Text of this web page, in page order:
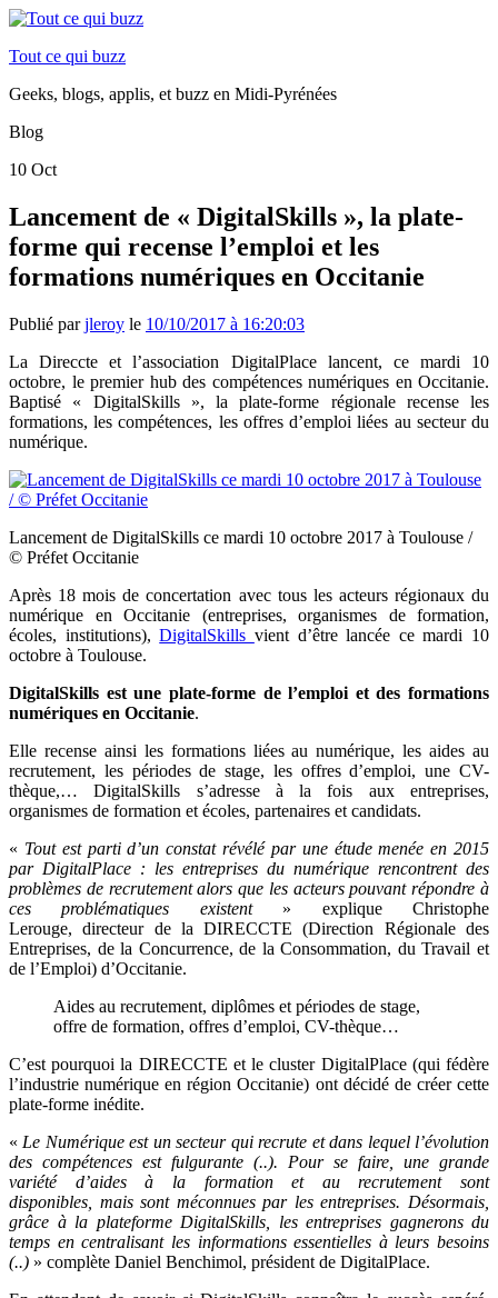
Tout ce qui buzz
Geeks, blogs, applis, et buzz en Midi-Pyrénées
Blog
10 Oct
Lancement de « DigitalSkills », la plate-
forme qui recense l’emploi et les
formations numériques en Occitanie
Publié parjleroy le 10/10/2017 à 16:20:03
La Direccte et l’association DigitalPlace lancent, ce mardi 10
octobre, le premier hub des compétences numériques en Occitanie.
Baptisé « DigitalSkills », la plate-forme régionale recense les
formations, les compétences, les offres d’emploi liées au secteur du
numérique.
Lancement de DigitalSkills ce mardi 10 octobre 2017 à Toulouse /
© Préfet Occitanie
Après 18 mois de concertation avec tous les acteurs régionaux du
numérique en Occitanie (entreprises, organismes de formation,
écoles, institutions),DigitalSkills vient d’être lancée ce mardi 10
octobre à Toulouse.
DigitalSkills est une plate-forme de l’emploi et des formations
numériques en Occitanie.
Elle recense ainsi les formations liées au numérique, les aides au
recrutement, les périodes de stage, les offres d’emploi, une CV-
thèque,… DigitalSkills s’adresse à la fois aux entreprises,
organismes de formation et écoles, partenaires et candidats.
« Tout est parti d’un constat révélé par une étude menée en 2015
par DigitalPlace : les entreprises du numérique rencontrent des
problèmes de recrutement alors que les acteurs pouvant répondre à
ces problématiques existent» explique Christophe
Lerouge, directeur de la DIRECCTE (Direction Régionale des
Entreprises, de la Concurrence, de la Consommation, du Travail et
de l’Emploi) d’Occitanie.
Aides au recrutement, diplômes et périodes de stage,
offre de formation, offres d’emploi, CV-thèque…
C’est pourquoi la DIRECCTE et le cluster DigitalPlace (qui fédère
l’industrie numérique en région Occitanie) ont décidé de créer cette
plate-forme inédite.
« Le Numérique est un secteur qui recrute et dans lequel l’évolution
des compétences est fulgurante (..). Pour se faire, une grande
variété d’aides à la formation et au recrutement sont
disponibles, mais sont méconnues par les entreprises. Désormais,
grâce à la plateforme DigitalSkills, les entreprises gagnerons du
temps en centralisant les informations essentielles à leurs besoins
(..) » complète Daniel Benchimol, président de DigitalPlace.